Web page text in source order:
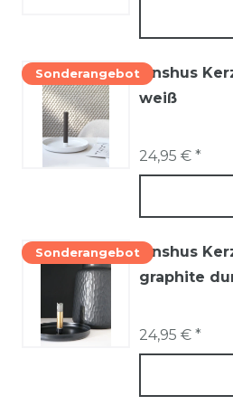
SonderangebotOnshus
weiß
24,95 € *
SonderangebotOnshus
graphite
24,95 € *